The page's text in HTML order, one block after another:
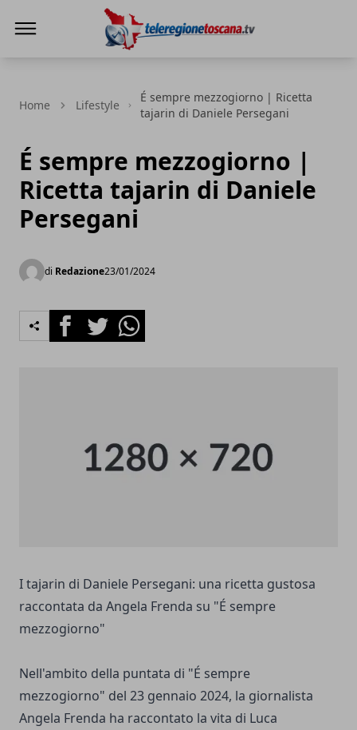
Home Lifestyle
É sempre mezzogiorno | Ricetta
tajarin di Daniele Persegani
É sempre mezzogiorno |
Ricetta tajarin di Daniele
Persegani
di Redazione23/01/2024
FacebookTwitterWhatsapp
I tajarin di Daniele Persegani: una ricetta gustosa
raccontata da Angela Frenda su "É sempre
mezzogiorno"
Nell'ambito della puntata di "É sempre
mezzogiorno" del 23 gennaio 2024, la giornalista
Angela Frenda ha raccontato la vita di Luca